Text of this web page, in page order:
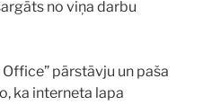
no viņa darbu
pārstāvju un paša
ka interneta lapa